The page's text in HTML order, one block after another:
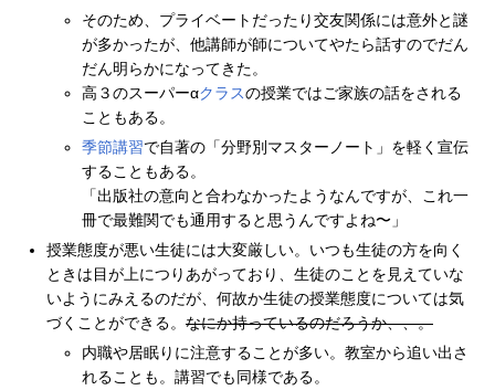
そのため、プライベートだったり交友関係には意外と謎
が多かったが、他講師が師についてやたら話すのでだん
だん明らかになってきた。
高３のスーパーαクラスの授業ではご家族の話をされる
こともある。
季節講習で自著の「分野別マスターノート」を軽く宣伝
することもある。
「出版社の意向と合わなかったようなんですが、これ一
冊で最難関でも通用すると思うんですよね〜」
授業態度が悪い生徒には大変厳しい。いつも生徒の方を向く
ときは目が上につりあがっており、生徒のことを見えていな
いようにみえるのだが、何故か生徒の授業態度については気
づくことができる。 なにか持っているのだろうか、、。
内職や居眠りに注意することが多い。教室から追い出さ
れることも。講習でも同様である。